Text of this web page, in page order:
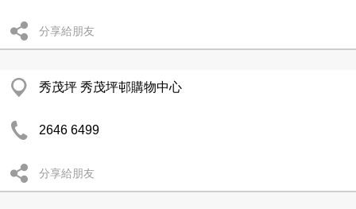
分享給朋友
秀茂坪 秀茂坪邨購物中心
2646 6499
分享給朋友